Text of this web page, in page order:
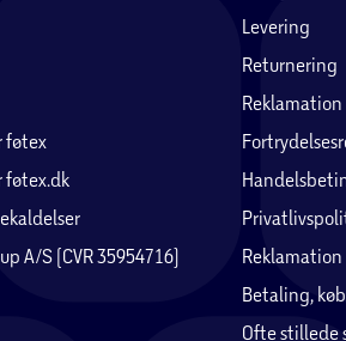
føtex
føtex.dk
A/S (CVR 35954716)
Levering
Returnering
Reklamation
Betaling,
Ofte stillede